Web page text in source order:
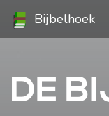
Bijbelhoek
DE